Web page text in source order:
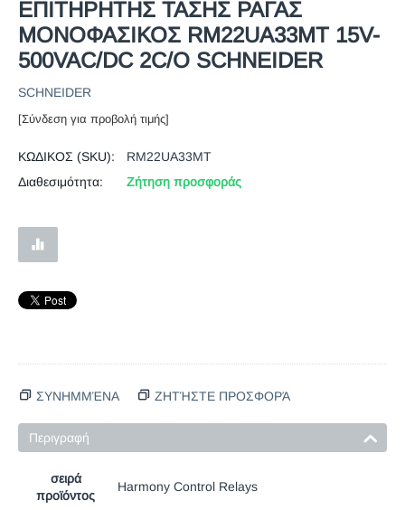
ΕΠΙΤΗΡΗΤΗΣ ΤΑΣΗΣ ΡΑΓΑΣ
ΜΟΝΟΦΑΣΙΚΟΣ RM22UA33MT 15V-
500VAC/DC 2C/O SCHNEIDER
SCHNEIDER
[Σύνδεση για προβολή τιμής]
ΚΩΔΙΚΟΣ (SKU):
RM22UA33MT
Διαθεσιμότητα:
Ζήτηση προσφοράς
ΣΥΝΗΜΜΈΝΑ ΖΗΤΉΣΤΕ ΠΡΟΣΦΟΡΆ
Περιγραφή
σειρά
προϊόντος
Harmony Control Relays